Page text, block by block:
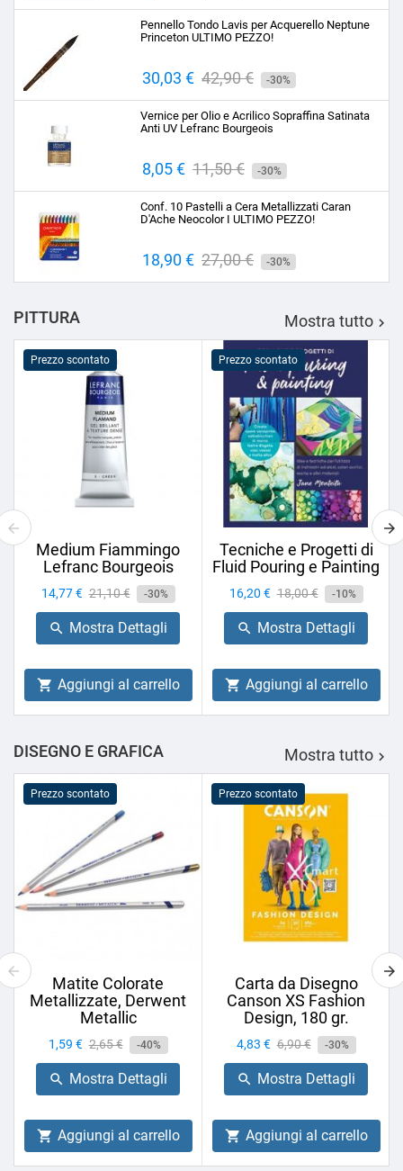
base
Pennello Tondo Lavis per Acquerello Neptune
Princeton ULTIMO PEZZO!
Prezzo
30,03 € Prezzo
base
42,90 € -30%
Vernice per Olio e Acrilico Sopraffina Satinata
Anti UV Lefranc Bourgeois
Prezzo
8,05 € Prezzo
base
11,50 € -30%
Conf. 10 Pastelli a Cera Metallizzati Caran
D'Ache Neocolor I ULTIMO PEZZO!
Prezzo
18,90 € Prezzo
base
27,00 € -30%
PITTURA Mostra tutto 
Prezzo scontato
Medium Fiammingo
Lefranc Bourgeois
Prezzo
14,77 € Prezzo
base
21,10 € -30%
 Mostra Dettagli
 Aggiungi al carrello
Prezzo scontato
Tecniche e Progetti di
Fluid Pouring e Painting
Prezzo
16,20 € Prezzo
base
18,00 € -10%
 Mostra Dettagli
 Aggiungi al carrello
DISEGNO E GRAFICA Mostra tutto 
Prezzo scontato
Matite Colorate
Metallizzate, Derwent
Metallic
Prezzo
1,59 € Prezzo
base
2,65 € -40%
 Mostra Dettagli
 Aggiungi al carrello
Prezzo scontato
Carta da Disegno
Canson XS Fashion
Design, 180 gr.
Prezzo
4,83 € Prezzo
base
6,90 € -30%
 Mostra Dettagli
 Aggiungi al carrello